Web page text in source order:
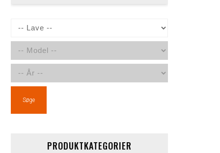
Søge
PRODUKTKATEGORIER